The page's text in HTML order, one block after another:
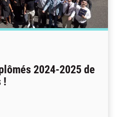
2024-2025 de
!